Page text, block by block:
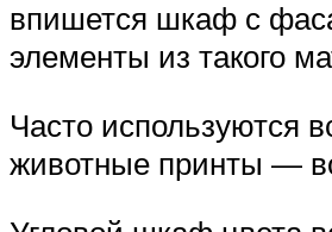
впишется шкаф с
элементы из такого
Часто используются
животные принты —